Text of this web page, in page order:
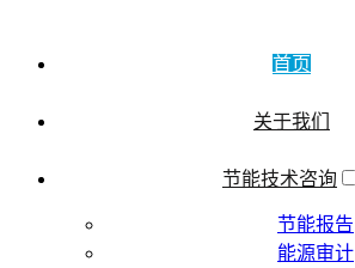
首页
关于我们
节能技术咨询
节能报告
能源审计